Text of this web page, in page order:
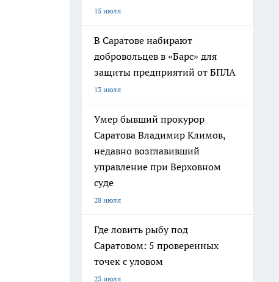
15 июля
В Саратове набирают
добровольцев в «Барс» для
защиты предприятий от БПЛА
13 июля
Умер бывший прокурор
Саратова Владимир Климов,
недавно возглавивший
управление при Верховном
суде
28 июля
Где ловить рыбу под
Саратовом: 5 проверенных
точек с уловом
23 июля